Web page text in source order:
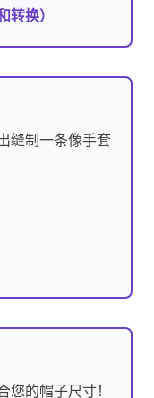
换）
缝制一条像手套
的帽子尺寸！